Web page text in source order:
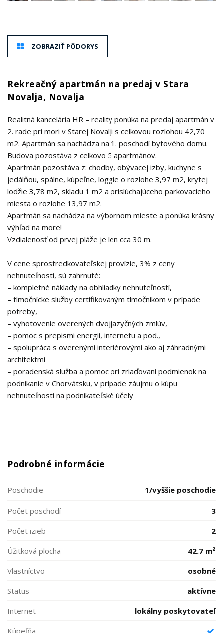
ZOBRAZIŤ PÔDORYS
Rekreačný apartmán na predaj v Stara
Novalja, Novalja
Realitná kancelária HR – reality ponúka na predaj apartmán v
2. rade pri mori v Starej Novalji s celkovou rozlohou 42,70
m2. Apartmán sa nachádza na 1. poschodí bytového domu.
Budova pozostáva z celkovo 5 apartmánov.
Apartmán pozostáva z: chodby, obývacej izby, kuchyne s
jedálňou, spálne, kúpeľne, loggie o rozlohe 3,97 m2, krytej
lodžie 3,78 m2, skladu 1 m2 a prislúchajúceho parkovacieho
miesta o rozlohe 13,97 m2.
Apartmán sa nachádza na výbornom mieste a ponúka krásny
výhľad na more!
Vzdialenosť od prvej pláže je len cca 30 m.
V cene sprostredkovateľskej provízie, 3% z ceny
nehnuteľnosti, sú zahrnuté:
– kompletné náklady na obhliadky nehnuteľností,
– tlmočnícke služby certifikovaným tlmočníkom v prípade
potreby,
– vyhotovenie overených dvojjazyčných zmlúv,
– pomoc s prepismi energií, internetu a pod.,
– spolupráca s overenými interiérovými ako aj záhradnými
architektmi
– poradenská služba a pomoc pri zriaďovaní podmienok na
podnikanie v Chorvátsku, v prípade záujmu o kúpu
nehnuteľnosti na podnikateľské účely
Podrobné informácie
Poschodie 1/vyššie poschodie
Počet poschodí
3
Počet izieb
2
Úžitková plocha
42.7 m²
Vlastníctvo
osobné
Status
aktívne
Internet
lokálny poskytovateľ
Kúpeľňa